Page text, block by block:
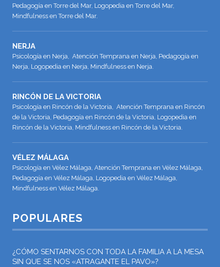
Pedagogía en Torre del Mar, Logopedia en Torre del Mar,
Mindfulness en Torre del Mar.
NERJA
Psicología en Nerja, Atención Temprana en Nerja, Pedagogía en
Nerja, Logopedia en Nerja, Mindfulness en Nerja.
RINCÓN DE LA VICTORIA
Psicología en Rincón de la Victoria, Atención Temprana en Rincón
de la Victoria, Pedagogía en Rincón de la Victoria, Logopedia en
Rincón de la Victoria, Mindfulness en Rincón de la Victoria.
VÉLEZ MÁLAGA
Psicología en Vélez Málaga, Atención Temprana en Vélez Málaga,
Pedagogía en Vélez Málaga, Logopedia en Vélez Málaga,
Mindfulness en Vélez Málaga.
POPULARES
¿CÓMO SENTARNOS CON TODA LA FAMILIA A LA MESA
SIN QUE SE NOS «ATRAGANTE EL PAVO»?